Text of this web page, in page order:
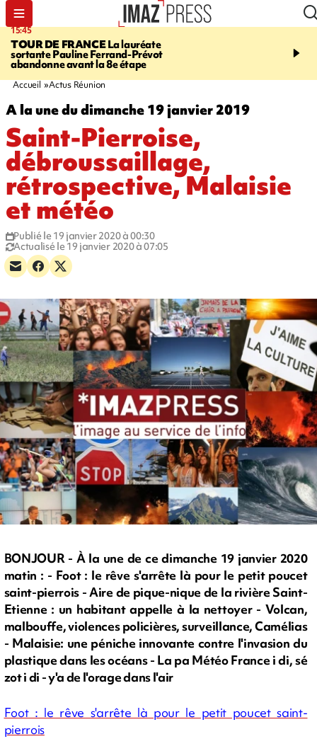
15:45
TOUR DE FRANCELa lauréate
sortante Pauline Ferrand-Prévot
abandonne avant la 8e étape
20:17
routière, concours de
Accueil Actus Réunion
A la une du dimanche 19 janvier 2019
Saint-Pierroise,
débroussaillage,
rétrospective, Malaisie
et météo
Publié le 19 janvier 2020 à 00:30
Actualisé le 19 janvier 2020 à 07:05
BONJOUR - À la une de ce dimanche 19 janvier 2020
matin : - Foot : le rêve s'arrête là pour le petit poucet
saint-pierrois - Aire de pique-nique de la rivière Saint-
Etienne : un habitant appelle à la nettoyer - Volcan,
malbouffe, violences policières, surveillance, Camélias
- Malaisie: une péniche innovante contre l'invasion du
plastique dans les océans - La pa Météo France i di, sé
zot i di - y'a de l'orage dans l'air
Foot : le rêve s'arrête là pour le petit poucet saint-
pierrois